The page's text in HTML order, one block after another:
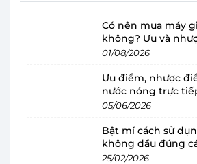
Công suất mạnh mẽ, giúp
Có nên mua máy
không? Ưu và
01/08/2026
Ưu điểm, nhược
nước nóng trực
05/06/2026
Bật mí cách sử
không dầu đúng
bền
25/02/2026